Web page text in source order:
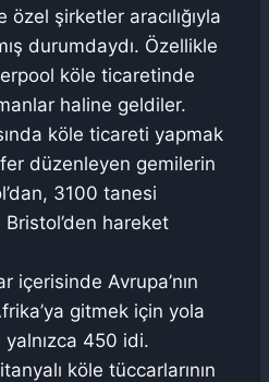
özel şirketler aracılığıyla
durumdaydı. Özellikle
köle ticaretinde
haline geldiler.
köle ticareti yapmak
düzenleyen gemilerin
3100 tanesi
hareket
içerisinde Avrupa’nın
gitmek için yola
yalnızca 450 idi.
köle tüccarlarının